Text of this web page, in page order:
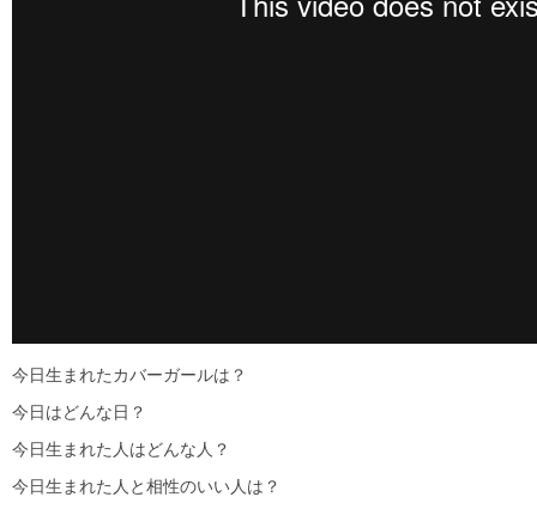
今日生まれたカバーガールは？
今日はどんな日？
今日生まれた人はどんな人？
今日生まれた人と相性のいい人は？